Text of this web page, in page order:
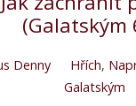
(Galatským
Denny Hřích,
Galatským